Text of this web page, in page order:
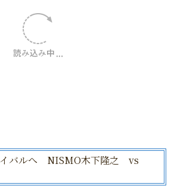
イバルへ NISMO木下隆之 vs